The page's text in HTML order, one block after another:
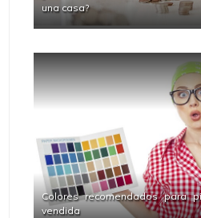
una casa?
Colores recomendados para
vendida